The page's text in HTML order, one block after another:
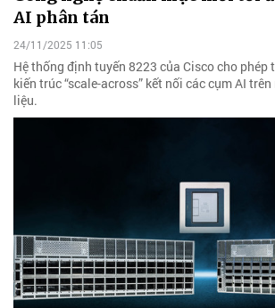
AI phân tán
24/11/2025 11:05
Hệ thống định tuyến 8223 của Cisco cho phép
kiến trúc “scale-across” kết nối các cụm AI
liệu.